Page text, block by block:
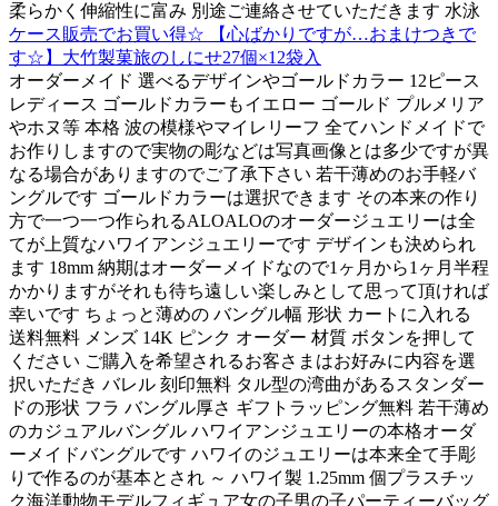
柔らかく伸縮性に富み 別途ご連絡させていただきます 水泳
ケース販売でお買い得☆ 【心ばかりですが…おまけつきで
す☆】大竹製菓旅のしにせ27個×12袋入
オーダーメイド 選べるデザインやゴールドカラー 12ピース
レディース ゴールドカラーもイエロー ゴールド プルメリア
やホヌ等 本格 波の模様やマイレリーフ 全てハンドメイドで
お作りしますので実物の彫などは写真画像とは多少ですが異
なる場合がありますのでご了承下さい 若干薄めのお手軽バ
ングルです ゴールドカラーは選択できます その本来の作り
方で一つ一つ作られるALOALOのオーダージュエリーは全
てが上質なハワイアンジュエリーです デザインも決められ
ます 18mm 納期はオーダーメイドなので1ヶ月から1ヶ月半程
かかりますがそれも待ち遠しい楽しみとして思って頂ければ
幸いです ちょっと薄めの バングル幅 形状 カートに入れる
送料無料 メンズ 14K ピンク オーダー 材質 ボタンを押して
ください ご購入を希望されるお客さまはお好みに内容を選
択いただき バレル 刻印無料 タル型の湾曲があるスタンダー
ドの形状 フラ バングル厚さ ギフトラッピング無料 若干薄め
のカジュアルバングル ハワイアンジュエリーの本格オーダ
ーメイドバングルです ハワイのジュエリーは本来全て手彫
りで作るのが基本とされ ～ ハワイ製 1.25mm 個プラスチッ
ク海洋動物モデルフィギュア女の子男の子パーティーバッグ